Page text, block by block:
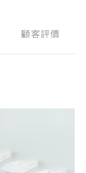
顧客評價